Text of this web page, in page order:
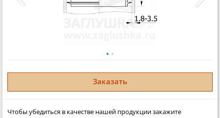
Заказать
Чтобы убедиться в качестве нашей продукции закажите